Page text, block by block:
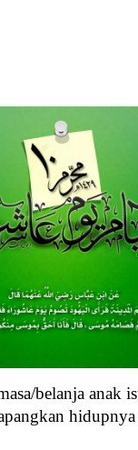
belanja anak